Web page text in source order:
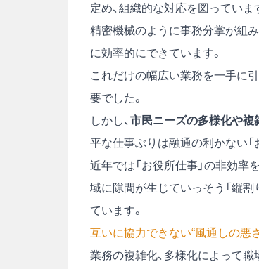
定め、組織的な対応を図っていま
精密機械のように事務分掌が組
に効率的にできています。
これだけの幅広い業務を一手に
要でした。
しかし、 市民ニーズの多様化や複
平な仕事ぶりは融通の利かない「
近年では「お役所仕事」の非効
域に隙間が生じていっそう「縦割
ています。
互いに協力できない“風通しの悪
業務の複雑化、多様化によって